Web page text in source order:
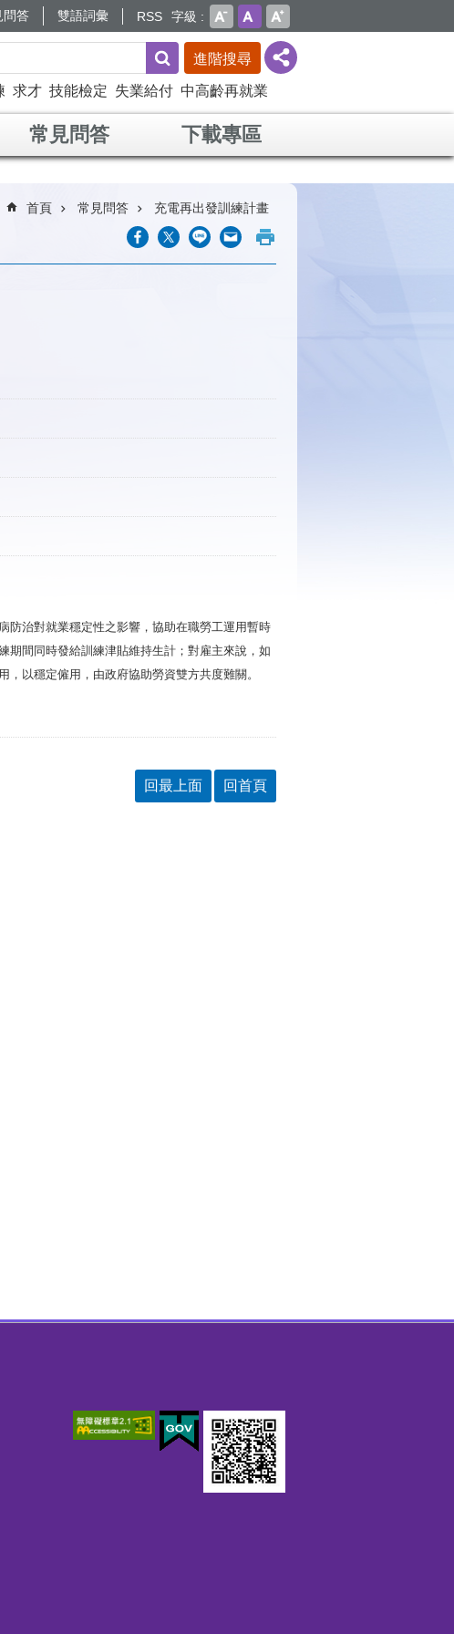
問答 雙語詞彙 RSS 字級
進階搜尋
求才 技能檢定 失業給付 中高齡再就業
常見問答 下載專區
首頁 常見問答 充電再出發訓練計畫
防治對就業穩定性之影響，協助在職勞工運用暫時
期間同時發給訓練津貼維持生計；對雇主來說，如
以穩定僱用，由政府協助勞資雙方共度難關。
回最上面 回首頁